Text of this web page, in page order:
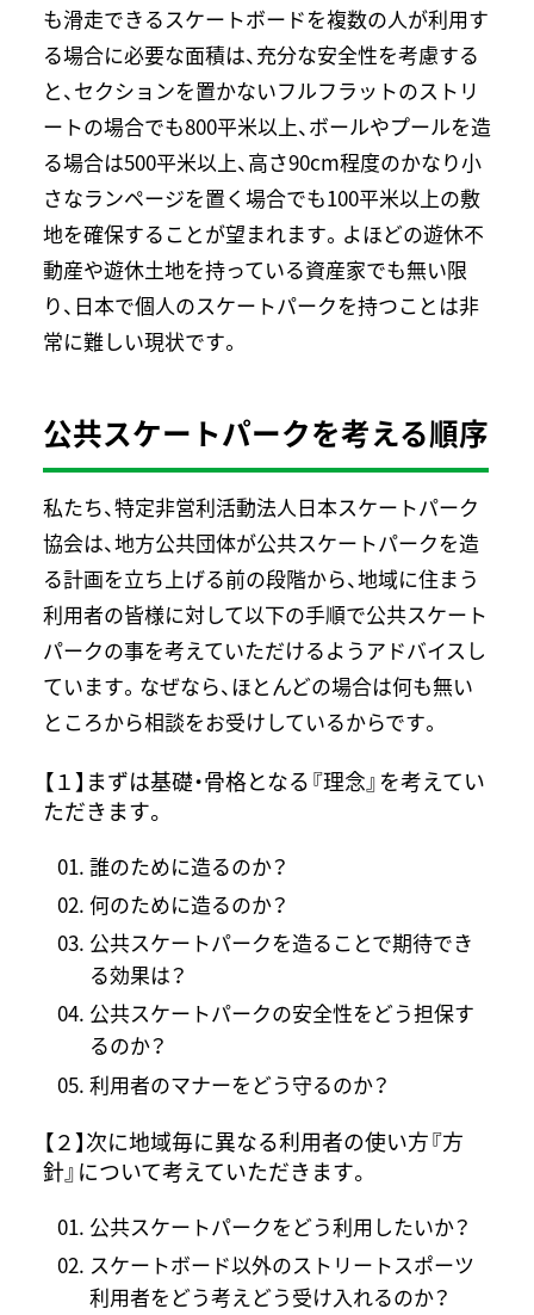
も滑走できるスケートボードを複数の人が利用す
る場合に必要な面積は、充分な安全性を考慮する
と、セクションを置かないフルフラットのストリ
ートの場合でも800平米以上、ボールやプールを造
る場合は500平米以上、高さ90cm程度のかなり小
さなランページを置く場合でも100平米以上の敷
地を確保することが望まれます。よほどの遊休不
動産や遊休土地を持っている資産家でも無い限
り、日本で個人のスケートパークを持つことは非
常に難しい現状です。
公共スケートパークを考える順序
私たち、特定非営利活動法人日本スケートパーク
協会は、地方公共団体が公共スケートパークを造
る計画を立ち上げる前の段階から、地域に住まう
利用者の皆様に対して以下の手順で公共スケート
パークの事を考えていただけるようアドバイスし
ています。なぜなら、ほとんどの場合は何も無い
ところから相談をお受けしているからです。
【１】まずは基礎・骨格となる『理念』を考えてい
ただきます。
誰のために造るのか？
何のために造るのか？
公共スケートパークを造ることで期待でき
る効果は？
公共スケートパークの安全性をどう担保す
るのか？
利用者のマナーをどう守るのか？
【２】次に地域毎に異なる利用者の使い方『方
針』について考えていただきます。
公共スケートパークをどう利用したいか？
スケートボード以外のストリートスポーツ
利用者をどう考えどう受け入れるのか？